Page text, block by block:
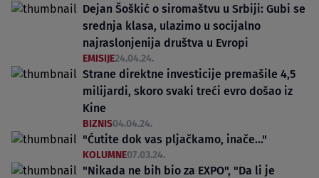
Dejan Šoškić o siromaštvu u Srbiji: Gubi se
srednja klasa, ulazimo u socijalno
najraslonjenija društva u Evropi
EMISIJE24.04.24.
Strane direktne investicije premašile 4,5
milijardi, skoro svaki treći evro došao iz
Kine
BIZNIS04.04.24.
"Ćutite dok vas pljačkamo, inače..."
KOLUMNE07.03.24.
"Nikada ne bih bio za EXPO", "Da li je